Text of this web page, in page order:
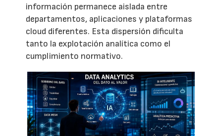
información permanece aislada entre
departamentos, aplicaciones y plataformas
cloud diferentes. Esta dispersión dificulta
tanto la explotación analítica como el
cumplimiento normativo.